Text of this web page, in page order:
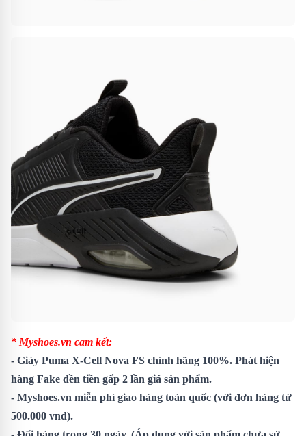
* Myshoes.vn cam kết:
- Giày Puma X-Cell Nova FS chính hãng 100%. Phát hiện
hàng Fake đền tiền gấp 2 lần giá sản phẩm.
- Myshoes.vn miễn phí giao hàng toàn quốc (với đơn hàng từ
500.000 vnđ).